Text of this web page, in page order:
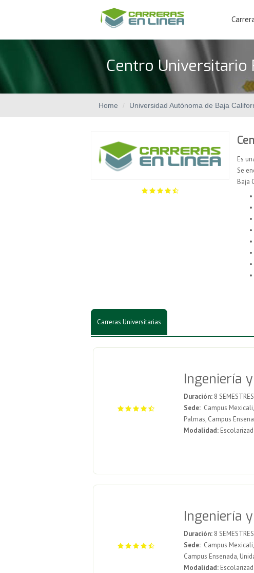
Centro Universitario
Home Universidad Autónoma de Baja
Es
Se
Baja
Carreras Universitarias
Ingeniería
Duración:8 SEMESTRES
Sede:Campus Mexicali,
Palmas, Campus
Modalidad:
Ingeniería
Duración:8 SEMESTRES
Sede:Campus Mexicali,
Campus Ensenada,
Modalidad: